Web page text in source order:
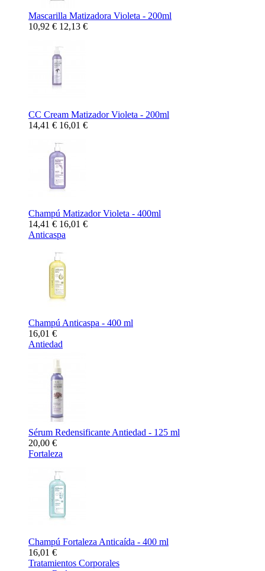
Mascarilla Matizadora Violeta - 200ml
10,92 € 12,13 €
CC Cream Matizador Violeta - 200ml
14,41 € 16,01 €
Champú Matizador Violeta - 400ml
14,41 € 16,01 €
Anticaspa
Champú Anticaspa - 400 ml
16,01 €
Antiedad
Sérum Redensificante Antiedad - 125 ml
20,00 €
Fortaleza
Champú Fortaleza Anticaída - 400 ml
16,01 €
Tratamientos Corporales